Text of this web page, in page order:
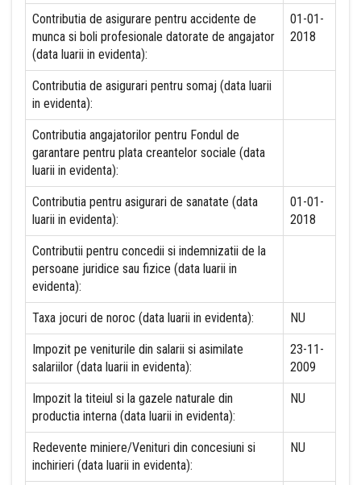
Contributia de asigurare pentru accidente de
munca si boli profesionale datorate de angajator
(data luarii in evidenta):
01-01-
2018
Contributia de asigurari pentru somaj (data luarii
in evidenta):
Contributia angajatorilor pentru Fondul de
garantare pentru plata creantelor sociale (data
luarii in evidenta):
Contributia pentru asigurari de sanatate (data
luarii in evidenta):
01-01-
2018
Contributii pentru concedii si indemnizatii de la
persoane juridice sau fizice (data luarii in
evidenta):
Taxa jocuri de noroc (data luarii in evidenta): NU
Impozit pe veniturile din salarii si asimilate
salariilor (data luarii in evidenta):
23-11-
2009
Impozit la titeiul si la gazele naturale din
productia interna (data luarii in evidenta):
NU
Redevente miniere/Venituri din concesiuni si
inchirieri (data luarii in evidenta):
NU